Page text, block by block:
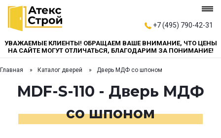
+7 (495) 790-42-31
УВАЖАЕМЫЕ КЛИЕНТЫ! ОБРАЩАЕМ ВАШЕ ВНИМАНИЕ, ЧТО ЦЕНЫ
НА САЙТЕ МОГУТ ОТЛИЧАТЬСЯ, БЛАГОДАРИМ ЗА ПОНИМАНИЕ!
Главная Каталог дверей Дверь МДФ со шпоном
MDF-S-110 - Дверь МДФ
со шпоном